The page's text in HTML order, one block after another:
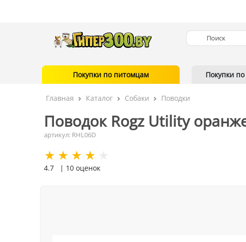
Покупки по питомцам Покупки
Главная Каталог Собаки Поводки
Поводок Rogz Utility
артикул: RHL06D
4.7 | 10 оценок